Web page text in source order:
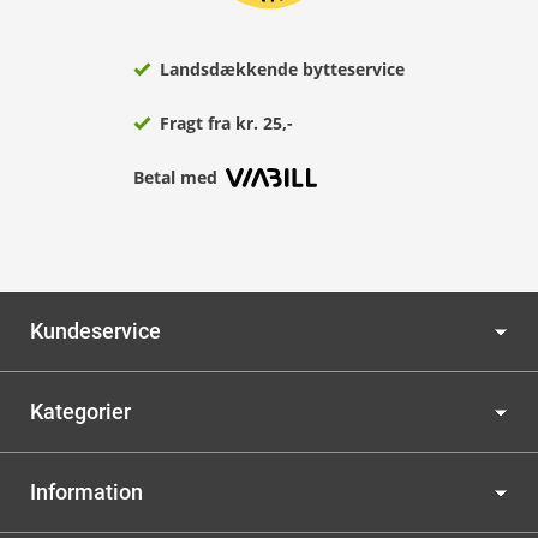
Landsdækkende bytteservice
Fragt fra kr. 25,-
Betal med
Kundeservice
Kategorier
Information